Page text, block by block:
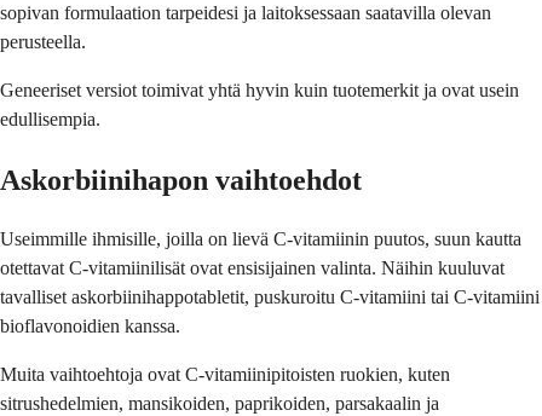
sopivan formulaation tarpeidesi ja laitoksessaan saatavilla olevan
perusteella.
Geneeriset versiot toimivat yhtä hyvin kuin tuotemerkit ja ovat usein
edullisempia.
Askorbiinihapon vaihtoehdot
Useimmille ihmisille, joilla on lievä C-vitamiinin puutos, suun kautta
otettavat C-vitamiinilisät ovat ensisijainen valinta. Näihin kuuluvat
tavalliset askorbiinihappotabletit, puskuroitu C-vitamiini tai C-vitamiini
bioflavonoidien kanssa.
Muita vaihtoehtoja ovat C-vitamiinipitoisten ruokien, kuten
sitrushedelmien, mansikoiden, paprikoiden, parsakaalin ja